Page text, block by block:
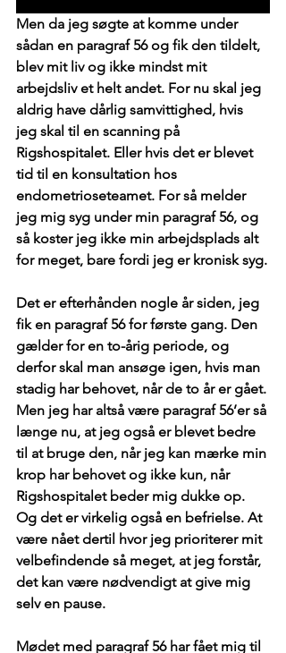
Men da jeg søgte at komme under
sådan en paragraf 56 og fik den tildelt,
blev mit liv og ikke mindst mit
arbejdsliv et helt andet. For nu skal jeg
aldrig have dårlig samvittighed, hvis
jeg skal til en scanning på
Rigshospitalet. Eller hvis det er blevet
tid til en konsultation hos
endometrioseteamet. For så melder
jeg mig syg under min paragraf 56, og
så koster jeg ikke min arbejdsplads alt
for meget, bare fordi jeg er kronisk syg.
Det er efterhånden nogle år siden, jeg
fik en paragraf 56 for første gang. Den
gælder for en to-årig periode, og
derfor skal man ansøge igen, hvis man
stadig har behovet, når de to år er gået.
Men jeg har altså være paragraf 56’er så
længe nu, at jeg også er blevet bedre
til at bruge den, når jeg kan mærke min
krop har behovet og ikke kun, når
Rigshospitalet beder mig dukke op.
Og det er virkelig også en befrielse. At
være nået dertil hvor jeg prioriterer mit
velbefindende så meget, at jeg forstår,
det kan være nødvendigt at give mig
selv en pause.
Mødet med paragraf 56 har fået mig til